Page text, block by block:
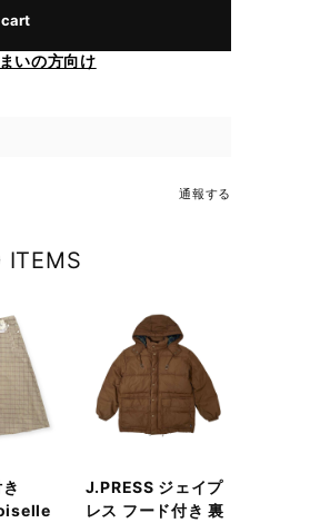
いの方向け
通報する
ITEMS
J.PRESS ジェイプ
レス フード付き 裏